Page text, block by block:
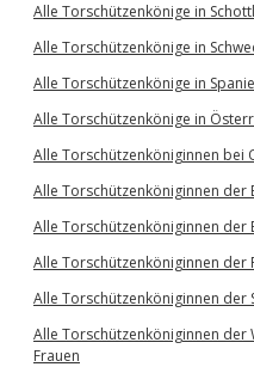
Alle Torschützenkönige in
Alle Torschützenkönige in
Alle Torschützenkönige in
Alle Torschützenkönige in
Alle Torschützenköniginnen bei
Alle Torschützenköniginnen der
Alle Torschützenköniginnen der
Alle Torschützenköniginnen der
Alle Torschützenköniginnen der
Alle Torschützenköniginnen der
Frauen